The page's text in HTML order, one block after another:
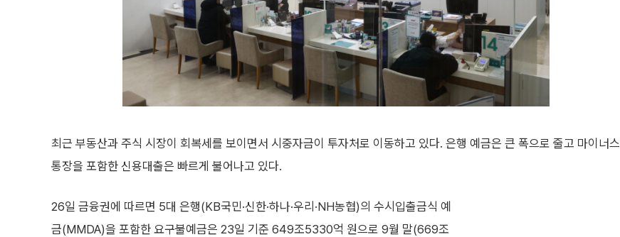
최근 부동산과 주식 시장이 회복세를 보이면서 시중자금이 투자처로 이동하고 있다. 은행 예금은 큰 폭으로 줄고 마이너스
통장을 포함한 신용대출은 빠르게 불어나고 있다.
26일 금융권에 따르면 5대 은행(KB국민·신한·하나·우리·NH농협)의 수시입출금식 예
금(MMDA)을 포함한 요구불예금은 23일 기준 649조5330억 원으로 9월 말(669조